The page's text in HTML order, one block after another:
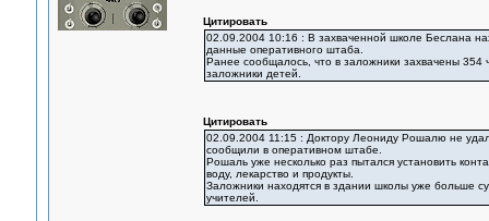
Цитировать
02.09.2004 10:16 : В захваченной школе Беслана
данные оперативного штаба.
Ранее сообщалось, что в заложники захвачены 354
заложники детей.
Цитировать
02.09.2004 11:15 : Доктору Леониду Рошалю не
сообщили в оперативном штабе.
Рошаль уже несколько раз пытался установить
воду, лекарство и продукты.
Заложники находятся в здании школы уже больше
учителей.